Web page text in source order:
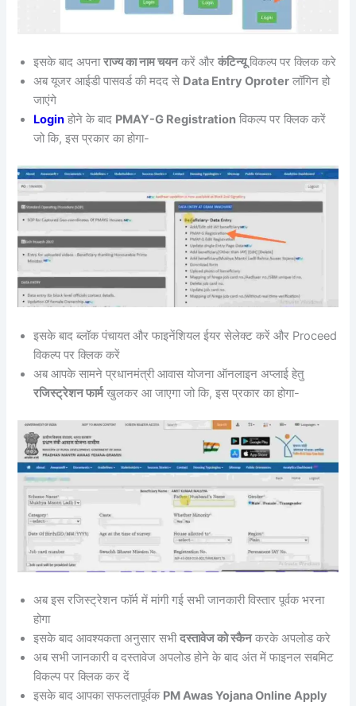
इसके बाद अपनाराज्य का नाम चयनकरें औरकंटिन्यूविकल्प पर क्लिक करे
अब यूजर आईडी पासवर्ड की मदद से Data Entry Oproter लॉगिन हो
जाएंगे
Login होने के बाद PMAY-G Registration विकल्प पर क्लिक करें
जो कि, इस प्रकार का होगा-
इसके बाद ब्लॉक पंचायत और फाइनेंशियल ईयर सेलेक्ट करें और Proceed
विकल्प पर क्लिक करें
अब आपके सामने प्रधानमंत्री आवास योजना ऑनलाइन अप्लाई हेतु
रजिस्ट्रेशन फार्मखुलकर आ जाएगा जो कि, इस प्रकार का होगा-
अब इस रजिस्ट्रेशन फॉर्म में मांगी गई सभी जानकारी विस्तार पूर्वक भरना
होगा
इसके बाद आवश्यकता अनुसार सभीदस्तावेज को स्कैनकरके अपलोड करे
अब सभी जानकारी व दस्तावेज अपलोड होने के बाद अंत में फाइनल सबमिट
विकल्प पर क्लिक कर दें
इसके बाद आपका सफलतापूर्वक PM Awas Yojana Online Apply